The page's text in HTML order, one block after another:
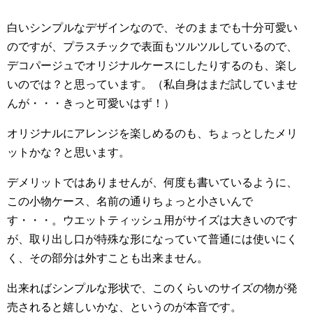
白いシンプルなデザインなので、そのままでも十分可愛い
のですが、プラスチックで表面もツルツルしているので、
デコパージュでオリジナルケースにしたりするのも、楽し
いのでは？と思っています。（私自身はまだ試していませ
んが・・・きっと可愛いはず！）
オリジナルにアレンジを楽しめるのも、ちょっとしたメリ
ットかな？と思います。
デメリットではありませんが、何度も書いているように、
この小物ケース、名前の通りちょっと小さいんで
す・・・。ウエットティッシュ用がサイズは大きいのです
が、取り出し口が特殊な形になっていて普通には使いにく
く、その部分は外すことも出来ません。
出来ればシンプルな形状で、このくらいのサイズの物が発
売されると嬉しいかな、というのが本音です。